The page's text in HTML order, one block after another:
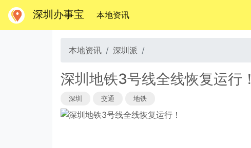
深圳办事宝 本地资讯(当前)
本地资讯 深圳派
深圳地铁3号线全线恢复运行！
深圳 交通 地铁